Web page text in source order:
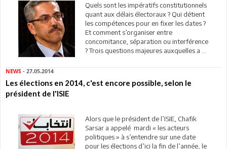
Quels sont les impératifs constitutionnels
quant aux délais électoraux ? Qui détient
les compétences pour en fixer les dates ?
Et comment s’organiser entre
concomitance, séparation ou interférence
? Trois questions majeures auxquelles a ...
NEWS - 27.05.2014
Les élections en 2014, c'est encore possible, selon le
président de l'ISIE
Alors que le président de l’ISIE, Chafik
Sarsar a appelé mardi « les acteurs
politiques » à s’entendre sur une date
pour les élections d’ici la fin de l’année, le